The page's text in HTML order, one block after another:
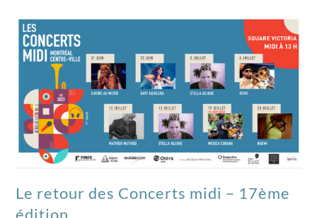
Le retour des Concerts midi – 17ème